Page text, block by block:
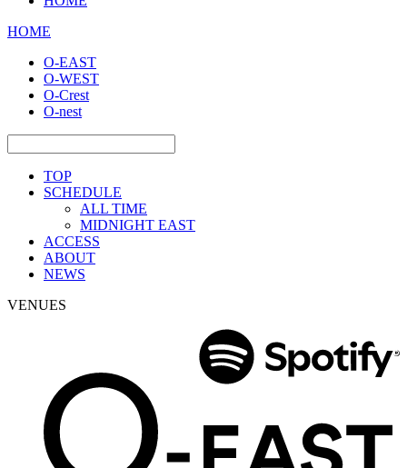
HOME
O-EAST
O-WEST
O-Crest
O-nest
TOP
SCHEDULE
ALL TIME
MIDNIGHT EAST
ACCESS
ABOUT
NEWS
VENUES